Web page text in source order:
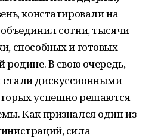
констатировали на
сотни, тысячи
способных и готовых
родине. В свою очередь,
дискуссионными
успешно решаются
Как признался один из
сила